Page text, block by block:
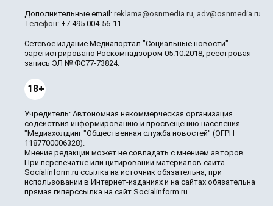
Дополнительные email: reklama@osnmedia.ru, adv@osnmedia.ru
Телефон: +7 495 004-56-11
Сетевое издание Медиапортал "Социальные новости"
зарегистрировано Роскомнадзором 05.10.2018, реестровая
запись ЭЛ № ФС77-73824.
18+
Учредитель: Автономная некоммерческая организация
содействия информированию и просвещению населения
"Медиахолдинг "Общественная служба новостей" (ОГРН
1187700006328).
Мнение редакции может не совпадать с мнением авторов.
При перепечатке или цитировании материалов сайта
Socialinform.ru ссылка на источник обязательна, при
использовании в Интернет-изданиях и на сайтах обязательна
прямая гиперссылка на сайт Socialinform.ru.